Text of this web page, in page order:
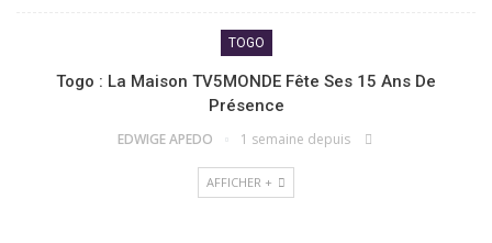
TOGO
Togo : La Maison TV5MONDE Fête Ses 15 Ans De
Présence
EDWIGE APEDO 1 semaine depuis
AFFICHER +